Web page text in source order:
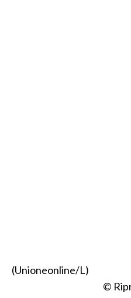
(Unioneonline/L)
©